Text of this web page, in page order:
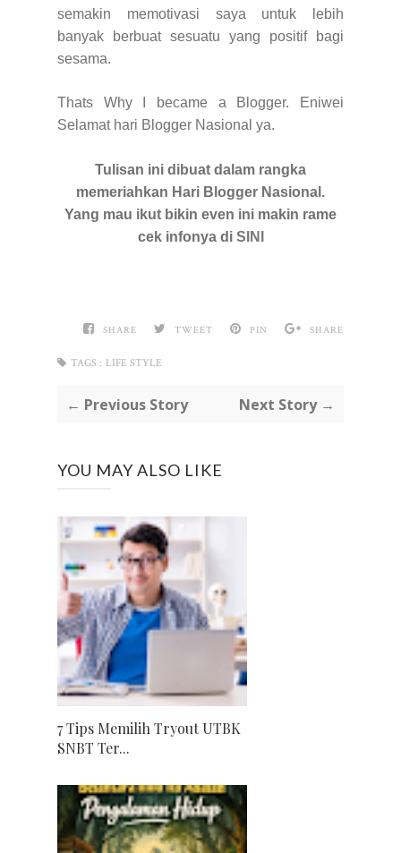
semakin memotivasi saya untuk lebih
banyak berbuat sesuatu yang positif bagi
sesama.
Thats Why I
became a Blogger. Eniwei
Selamat hari Blogger Nasional ya.
Tulisan ini dibuat dalam rangka
memeriahkan Hari Blogger Nasional.
Yang mau ikut bikin even ini makin rame
cek infonya di SINI
SHARE TWEET PIN SHARE
TAGS : LIFE STYLE
← Previous Story Next Story →
YOU MAY ALSO LIKE
7 Tips Memilih Tryout UTBK
SNBT Ter...